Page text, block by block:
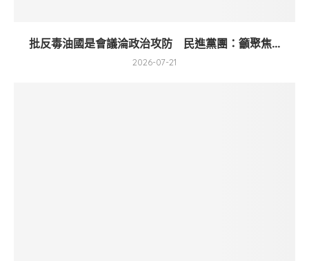
批反毒油國是會議淪政治攻防 民進黨團：籲聚焦...
2026-07-21